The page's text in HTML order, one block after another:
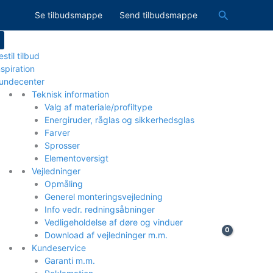
Se tilbudsmappe Send tilbudsmappe Søg
tilbud
Teknisk information
Valg af materiale/profiltype
Energiruder, råglas og sikkerhedsglas
Farver
Sprosser
Elementoversigt
Vejledninger
Opmåling
Generel monteringsvejledning
Info vedr. redningsåbninger
Vedligeholdelse af døre og vinduer
Download af vejledninger m.m.
Kundeservice
Garanti m.m.